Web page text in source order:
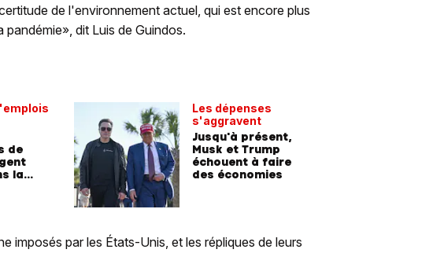
de l'environnement actuel, qui est encore plus
dit Luis de Guindos.
de
la
Les dépenses
s'aggravent
Jusqu'à présent,
Musk et Trump
échouent à faire
des économies
imposés par les États-Unis, et les répliques de leurs